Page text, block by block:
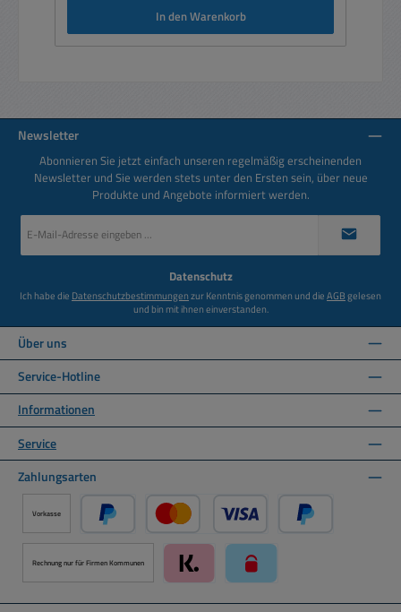
In den Warenkorb
Newsletter
Abonnieren Sie jetzt einfach unseren regelmäßig erscheinenden
Newsletter und Sie werden stets unter den Ersten sein, über neue
Produkte und Angebote informiert werden.
Mail-
Datenschutz
Ich habe die Datenschutzbestimmungenzur Kenntnis genommen und dieAGBgelesen
und bin mit ihnen einverstanden.
Über uns
Service-Hotline
Informationen
Service
Zahlungsarten
Vorkasse
PayPal Kredit- oder Debitkarte über PayPal
Rechnung nur für Firmen Kommunen